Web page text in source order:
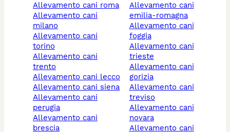
allevamento cani roma
allevamento cani
milano
allevamento cani
torino
allevamento cani
trento
allevamento cani lecco
allevamento cani siena
allevamento cani
perugia
allevamento cani
brescia
allevamento cani
emilia-romagna
allevamento cani
foggia
allevamento cani
trieste
allevamento cani
gorizia
allevamento cani
treviso
allevamento cani
novara
allevamento cani